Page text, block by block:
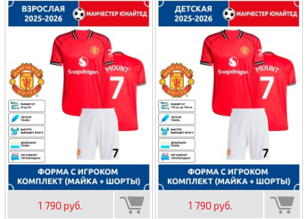
1 790 руб. 1 790 руб.